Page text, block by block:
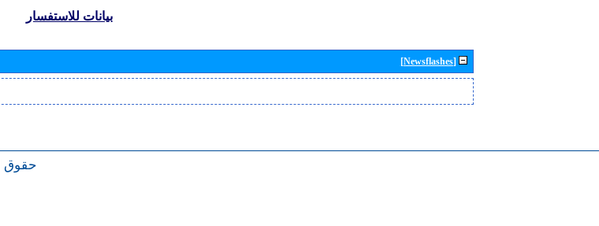
بيانات للاستفسار
[Newsflashes]
حقوق